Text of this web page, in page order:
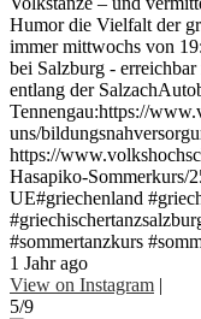
Humor die Vielfalt der
immer mittwochs von
bei Salzburg -
entlang der
Tennengau:https://
uns/
https://
Hasapiko-Sommerkurs/
UE#griechenland
#sommertanzkurs
1 Jahr ago
View on Instagram |
5/9